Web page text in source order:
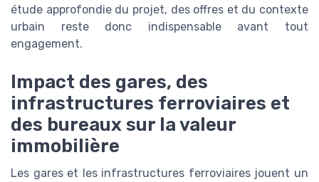
étude approfondie du projet, des offres et du contexte
urbain reste donc indispensable avant tout
engagement.
Impact des gares, des
infrastructures ferroviaires et
des bureaux sur la valeur
immobilière
Les gares et les infrastructures ferroviaires jouent un